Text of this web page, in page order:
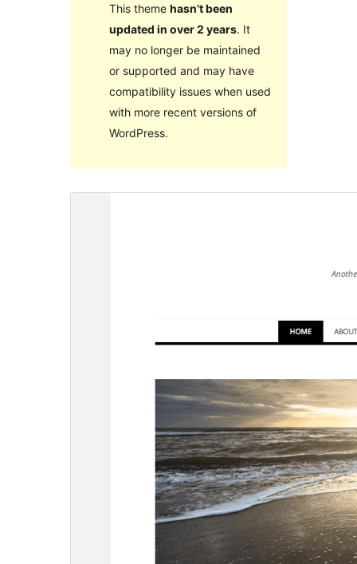
This theme hasn’t been
updated in over 2 years. It
may no longer be maintained
or supported and may have
compatibility issues when used
with more recent versions of
WordPress.